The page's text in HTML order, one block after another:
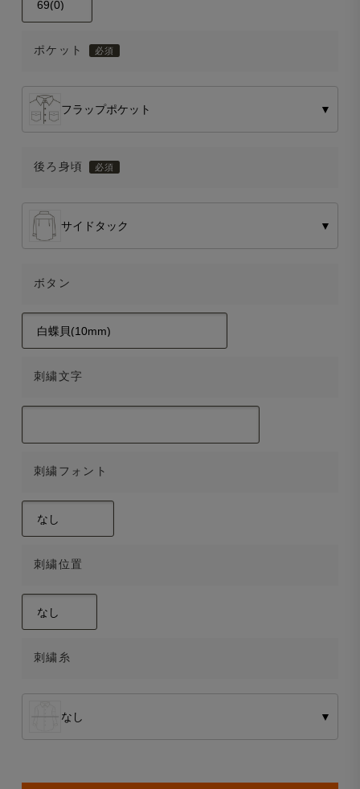
ポケット
フラップポケット ▼
後ろ身頃
サイドタック ▼
ボタン
刺繍文字
刺繍フォント
刺繍位置
刺繍糸
なし ▼